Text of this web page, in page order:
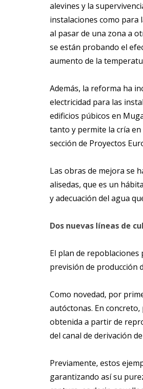
alevines y la
instalaciones como para
al pasar de una zona a
se están probando el
aumento de la
Además, la reforma ha
electricidad para las
edificios púbicos en
tanto y permite la cría en
sección de Proyectos
Las obras de mejora se
alisedas, que es un
y adecuación del agua
Dos nuevas líneas de
El plan de
previsión de producción
Como novedad, por
autóctonas. En
obtenida a partir de
del canal de derivación
Previamente, estos
garantizando así su